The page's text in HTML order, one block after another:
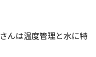
んは温度管理と水に特